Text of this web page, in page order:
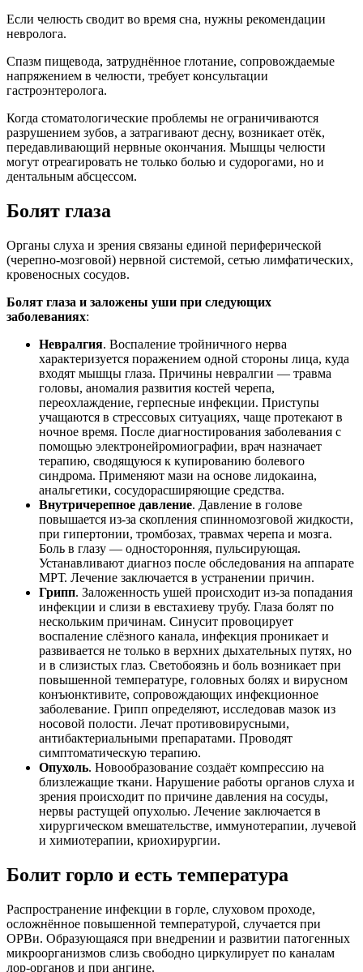
Если челюсть сводит во время сна, нужны рекомендации
невролога.
Спазм пищевода, затруднённое глотание, сопровождаемые
напряжением в челюсти, требует консультации
гастроэнтеролога.
Когда стоматологические проблемы не ограничиваются
разрушением зубов, а затрагивают десну, возникает отёк,
передавливающий нервные окончания. Мышцы челюсти
могут отреагировать не только болью и судорогами, но и
дентальным абсцессом.
Болят глаза
Органы слуха и зрения связаны единой периферической
(черепно-мозговой) нервной системой, сетью лимфатических,
кровеносных сосудов.
Болят глаза и заложены уши при следующих
заболеваниях:
Невралгия. Воспаление тройничного нерва
характеризуется поражением одной стороны лица, куда
входят мышцы глаза. Причины невралгии — травма
головы, аномалия развития костей черепа,
переохлаждение, герпесные инфекции. Приступы
учащаются в стрессовых ситуациях, чаще протекают в
ночное время. После диагностирования заболевания с
помощью электронейромиографии, врач назначает
терапию, сводящуюся к купированию болевого
синдрома. Применяют мази на основе лидокаина,
анальгетики, сосудорасширяющие средства.
Внутричерепное давление. Давление в голове
повышается из-за скопления спинномозговой жидкости,
при гипертонии, тромбозах, травмах черепа и мозга.
Боль в глазу — односторонняя, пульсирующая.
Устанавливают диагноз после обследования на аппарате
МРТ. Лечение заключается в устранении причин.
Грипп. Заложенность ушей происходит из-за попадания
инфекции и слизи в евстахиеву трубу. Глаза болят по
нескольким причинам. Синусит провоцирует
воспаление слёзного канала, инфекция проникает и
развивается не только в верхних дыхательных путях, но
и в слизистых глаз. Светобоязнь и боль возникает при
повышенной температуре, головных болях и вирусном
конъюнктивите, сопровождающих инфекционное
заболевание. Грипп определяют, исследовав мазок из
носовой полости. Лечат противовирусными,
антибактериальными препаратами. Проводят
симптоматическую терапию.
Опухоль. Новообразование создаёт компрессию на
близлежащие ткани. Нарушение работы органов слуха и
зрения происходит по причине давления на сосуды,
нервы растущей опухолью. Лечение заключается в
хирургическом вмешательстве, иммунотерапии, лучевой
и химиотерапии, криохирургии.
Болит горло и есть температура
Распространение инфекции в горле, слуховом проходе,
осложнённое повышенной температурой, случается при
ОРВи. Образующаяся при внедрении и развитии патогенных
микроорганизмов слизь свободно циркулирует по каналам
лор-органов и при ангине.